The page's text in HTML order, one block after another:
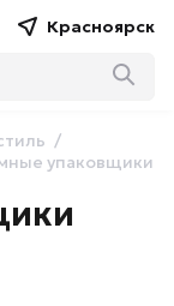
Красноярск
упаковщики